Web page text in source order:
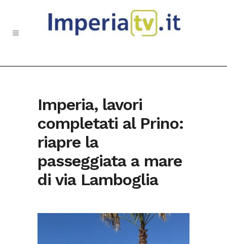
Imperia, lavori
completati al Prino:
riapre la
passeggiata a mare
di via Lamboglia